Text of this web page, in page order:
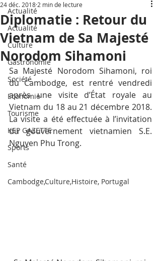
Actualité
Actualité
Culture
Gastronomie
Société
Economie
Tourisme
KEP GAZETTE
Sports
Santé
Cambodge,Culture,Histoire, Portugal
Diplomatie : Retour du
Vietnam de Sa Majesté
Norodom Sihamoni
24 déc. 2018 2 min de lecture
Sa Majesté Norodom Sihamoni, roi
du Cambodge, est rentré vendredi
après une visite d’État royale au
Vietnam du 18 au 21 décembre 2018.
La visite a été effectuée à l’invitation
du gouvernement vietnamien S.E.
Nguyen Phu Trong.